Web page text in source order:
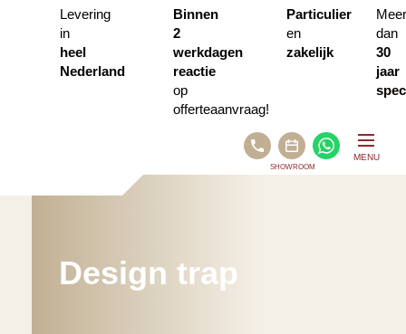
Levering
in
heel
Nederland
Binnen
2
werkdagen
reactie
op
offerteaanvraag!
Particulier
en
zakelijk
Meer
dan
30
jaar
BEL
ONS
SHOWROOM
MENU
Design trap